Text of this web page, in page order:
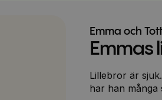
Emma och
Emmas
Lillebror är
har han många